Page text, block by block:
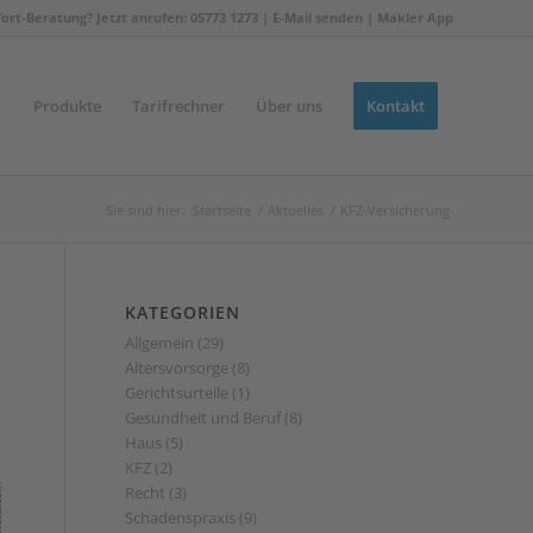
Beratung? Jetzt anrufen: 05773 1273 | E-Mail senden Makler App
Produkte Tarifrechner Über uns Kontakt
Sie sind hier: Startseite Aktuelles KFZ-Versicherung
KATEGORIEN
Allgemein (29)
Altersvorsorge (8)
Gerichtsurteile (1)
Gesundheit und Beruf(8)
Haus (5)
KFZ (2)
Recht (3)
Schadenspraxis (9)